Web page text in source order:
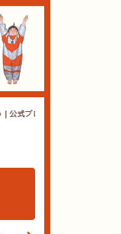
式ブログ | ローコスト住宅